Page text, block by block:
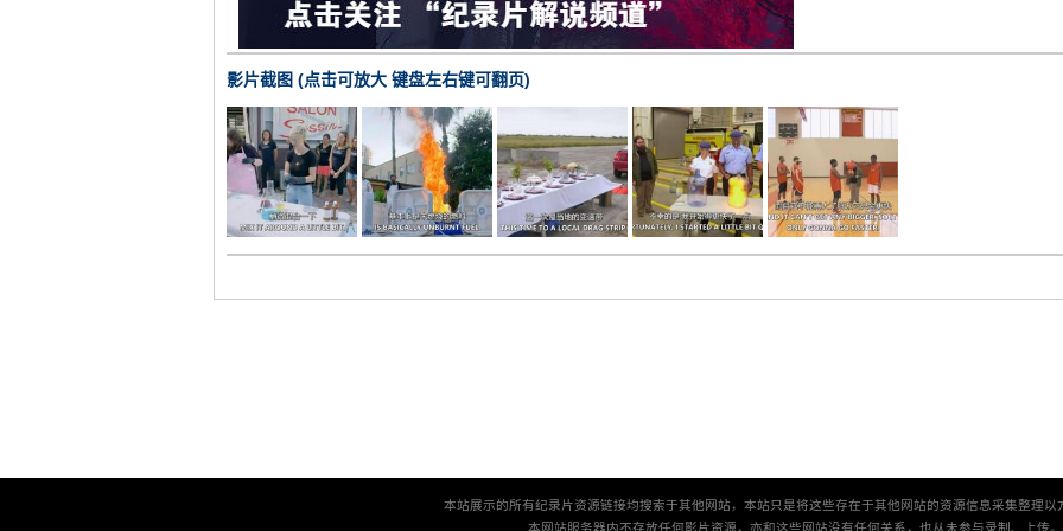
影片截图 (点击可放大 键盘左右键可翻页)
本站展示的所有纪录片资源链接均搜索于其他网站，本站只是将这些存在于其他网站的资源信息采集整理以
本网站服务器内不存放任何影片资源，亦和这些网站没有任何关系，也从未参与录制、上传。